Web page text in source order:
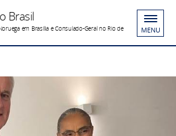
Brasil
em Brasília e Consulado-Geral no Rio de MENU